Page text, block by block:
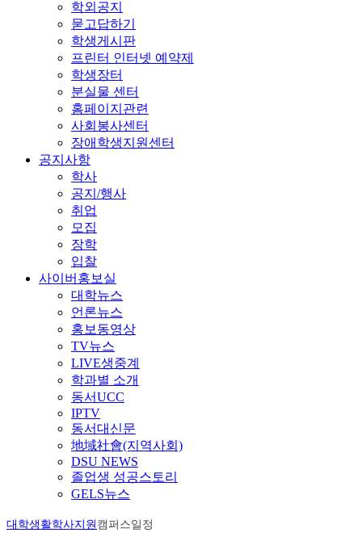
학외공지
묻고답하기
학생게시판
프린터 인터넷 예약제
학생장터
분실물 센터
홈페이지관련
사회봉사센터
장애학생지원센터
공지사항
학사
공지/행사
취업
모집
장학
입찰
사이버홍보실
대학뉴스
언론뉴스
홍보동영상
TV뉴스
LIVE생중계
학과별 소개
동서UCC
IPTV
동서대신문
地域社會(지역사회)
DSU NEWS
졸업생 성공스토리
GELS뉴스
대학생활학사지원 캠퍼스일정